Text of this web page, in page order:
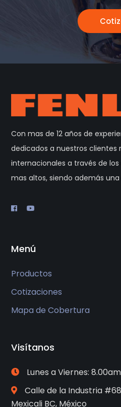
Con mas de 12 años de
dedicados a nuestros clientes
internacionales a través de
mas altos, siendo además
Menú
Productos
Cotizaciones
Mapa de Cobertura
Visítanos
Lunes a Viernes:
Calle de la Industria
Mexicali BC, México